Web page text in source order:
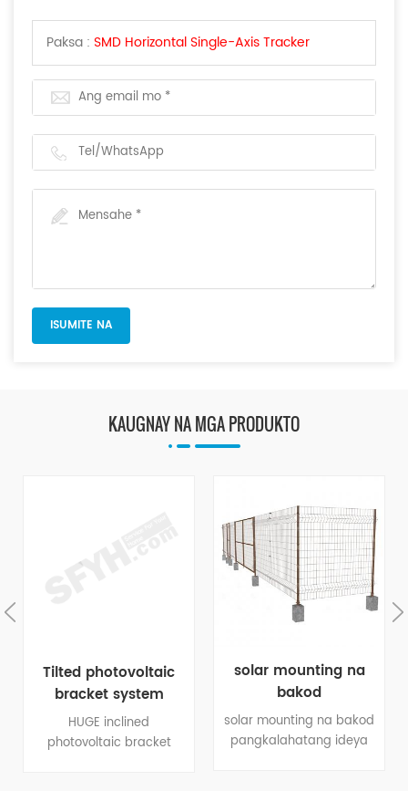
Paksa : SMD Horizontal Single-Axis Tracker
KAUGNAY NA MGA PRODUKTO
Tilted photovoltaic
bracket system
HUGE inclined
photovoltaic bracket
solar mounting na
bakod
solar mounting na bakod
pangkalahatang ideya